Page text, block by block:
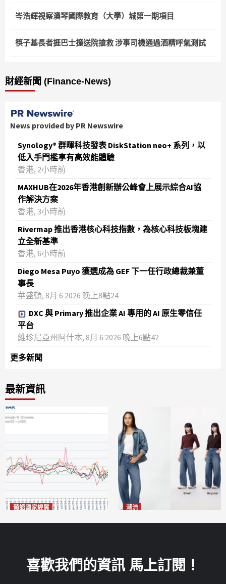
岑浩輝視察澳琴國際教育（大學）城第一期項目
筷子基長者捱巴士撞送院搶救 涉事司機通過酒精呼氣測試
財經新聞 (Finance-News)
News provided by PR Newswire
Synology® 群暉科技發表 DiskStation neo+ 系列，以
低入手門檻享有高效能體驗
香港, 2小時前
MAXHUB在2026年香港創新辦公峰會上展示綜合AI協
作解決方案
香港, 3小時前
Rivermap 推出香港核心科技指數，為核心科技板塊建
立全新基準
香港, 6小時前
Diego Mesa Puyo 獲選成為 GEF 下一任行政總裁兼董
事長
華盛頓, 8月 6 2026 晚上8點24
DXC 與 Primary 推出企業 AI 專用的 AI 原生零信任
平台
維珍尼亞州阿什本, 8月 6 2026 晚上6點42
更多新聞
最新資訊
葡語國家經貿 潮流
喜歡我們的資訊 馬上訂閱！